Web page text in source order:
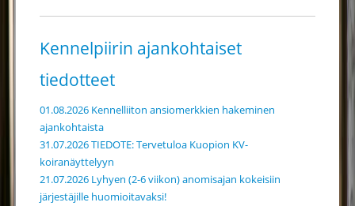
Kennelpiirin ajankohtaiset
tiedotteet
01.08.2026 Kennelliiton ansiomerkkien hakeminen
ajankohtaista
31.07.2026 TIEDOTE: Tervetuloa Kuopion KV-
koiranäyttelyyn
21.07.2026 Lyhyen (2-6 viikon) anomisajan kokeisiin
järjestäjille huomioitavaksi!